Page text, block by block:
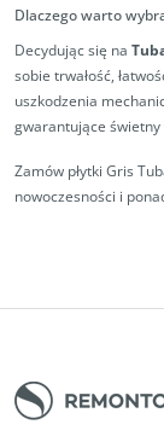
Dlaczego warto
Decydując się na
sobie trwałość,
uszkodzenia
gwarantujące świetny
Zamów płytki Gris
nowoczesności i